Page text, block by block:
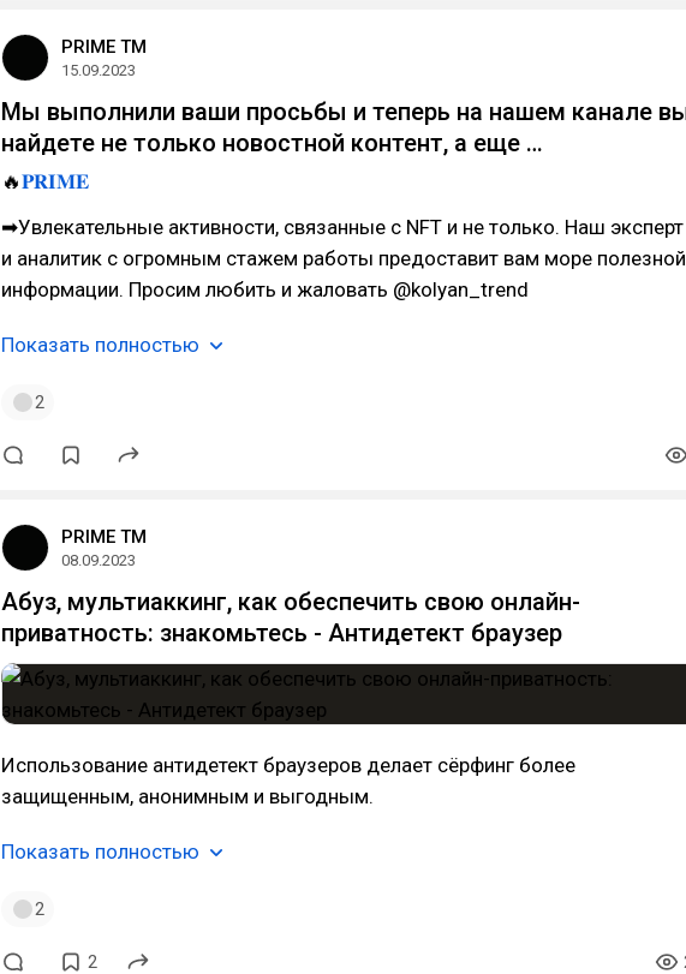
PRIME TM
15.09.2023
Мы выполнили ваши просьбы и теперь на нашем канале
найдете не только новостной контент, а еще …
🔥𝐏𝐑𝐈𝐌𝐄
➡Увлекательные активности, связанные c NFT и не только. Наш эксперт
и аналитик с огромным стажем работы предоставит вам море полезной
информации. Просим любить и жаловать @kolyan_trend
Показать полностью
2
PRIME TM
08.09.2023
Абуз, мультиаккинг, как обеспечить свою онлайн-
приватность: знакомьтесь - Антидетект браузер
Использование антидетект браузеров делает сёрфинг более
защищенным, анонимным и выгодным.
Показать полностью
2
2